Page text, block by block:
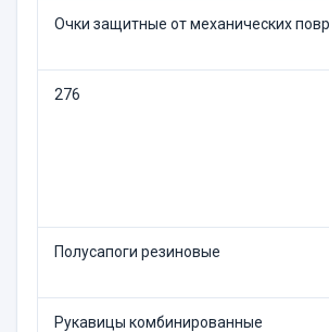
Очки защитные от механических
276
Полусапоги резиновые
Рукавицы комбинированные